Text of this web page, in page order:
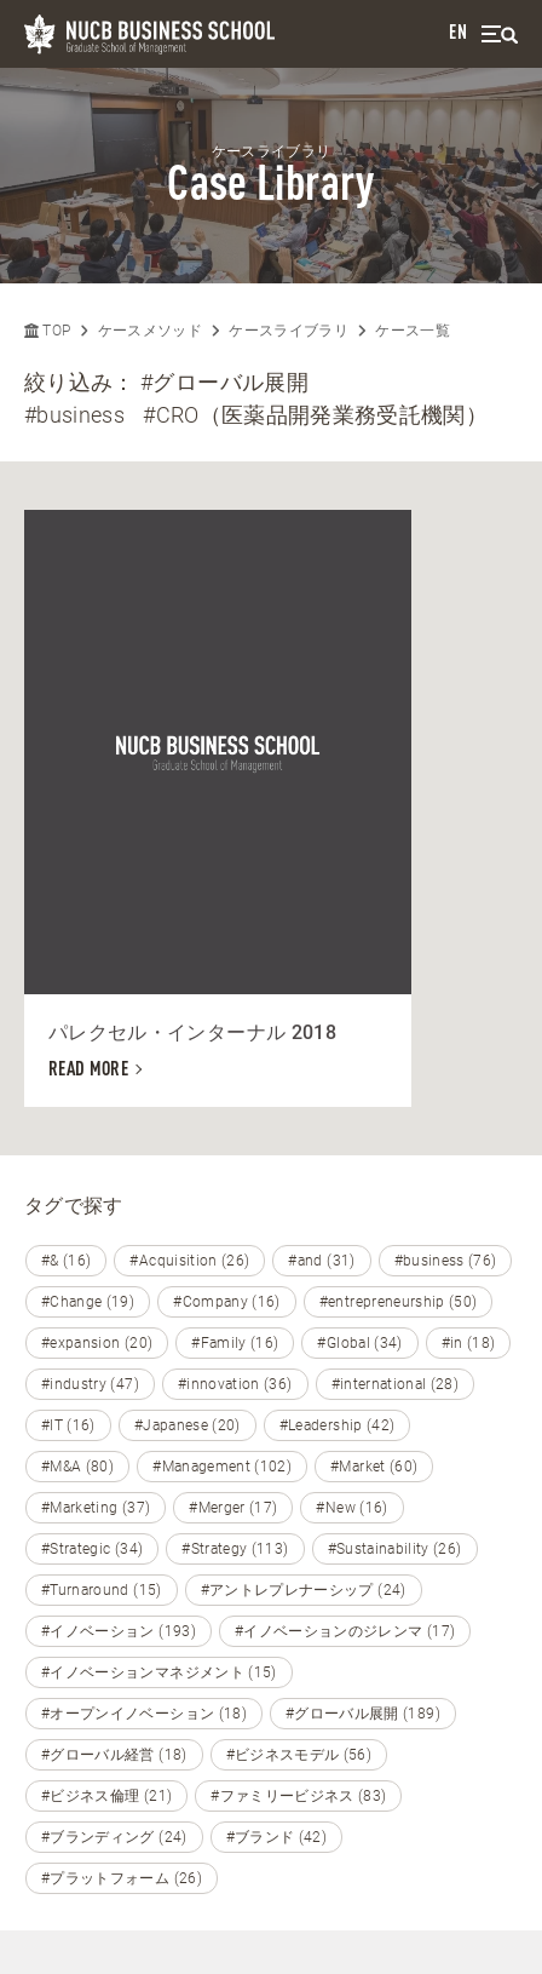
EN
ケースライブラリ
Case Library
TOP ケースメソッド ケースライブラリ ケース一覧
絞り込み：#グローバル展開
#business
#CRO（医薬品開発業務受託機関）
パレクセル・インターナル 2018
READ MORE
タグで探す
#& (16) #Acquisition (26) #and (31) #business (76)
#Change (19) #Company (16) #entrepreneurship (50)
#expansion (20) #Family (16) #Global (34) #in (18)
#industry (47) #innovation (36) #international (28)
#IT (16) #Japanese (20) #Leadership (42)
#M&A (80) #Management (102) #Market (60)
#Marketing (37) #Merger (17) #New (16)
#Strategic (34) #Strategy (113) #Sustainability (26)
#Turnaround (15) #アントレプレナーシップ (24)
#イノベーション (193) #イノベーションのジレンマ (17)
#イノベーションマネジメント (15)
#オープンイノベーション (18) #グローバル展開 (189)
#グローバル経営 (18) #ビジネスモデル (56)
#ビジネス倫理 (21) #ファミリービジネス (83)
#ブランディング (24) #ブランド (42)
#プラットフォーム (26)